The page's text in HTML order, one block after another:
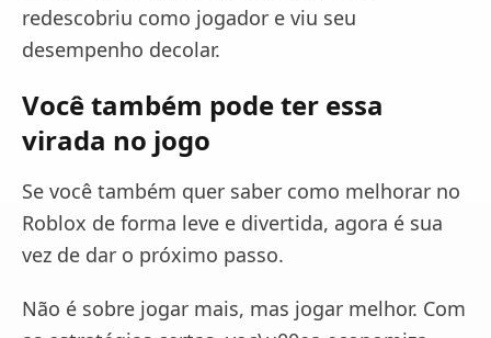
redescobriu como jogador e viu seu
desempenho decolar.
Você também pode ter essa
virada no jogo
Se você também quer saber como melhorar no
Roblox de forma leve e divertida, agora é sua
vez de dar o próximo passo.
Não é sobre jogar mais, mas jogar melhor. Com